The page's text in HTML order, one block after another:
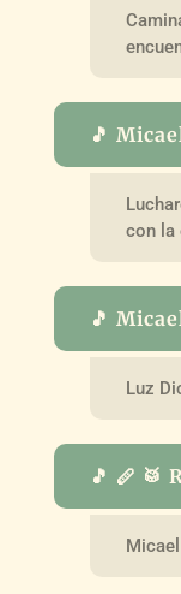
🎵
con la
🎵
Luz
🎵 🪈 🥁